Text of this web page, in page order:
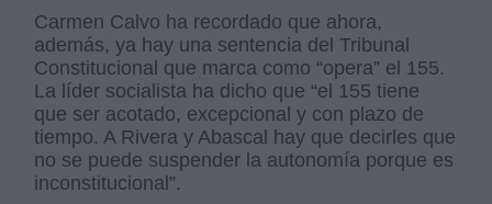
Carmen Calvo ha recordado que ahora,
además, ya hay una sentencia del Tribunal
Constitucional que marca como “opera” el 155.
La líder socialista ha dicho que “el 155 tiene
que ser acotado, excepcional y con plazo de
tiempo. A Rivera y Abascal hay que decirles que
no se puede suspender la autonomía porque es
inconstitucional”.